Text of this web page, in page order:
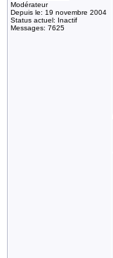
Modérateur
Depuis le: 19 novembre 2004
Status actuel: Inactif
Messages: 7625